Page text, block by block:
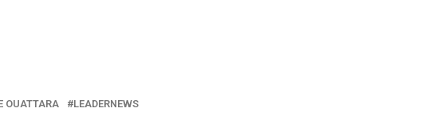
OUATTARA LEADERNEWS